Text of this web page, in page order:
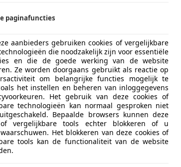
paginafuncties
aanbieders gebruiken cookies of vergelijkbare
die noodzakelijk zijn voor essentiële
en die de goede werking van de website
Ze worden doorgaans gebruikt als reactie op
om belangrijke functies mogelijk te
het instellen en beheren van inloggegevens
Het gebruik van deze cookies of
technologieën kan normaal gesproken niet
Bepaalde browsers kunnen deze
of vergelijkbare tools echter blokkeren of u
Het blokkeren van deze cookies of
tools kan de functionaliteit van de website